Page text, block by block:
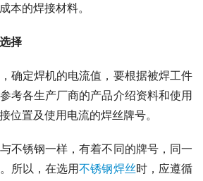
本的焊接材料。
择
定焊机的电流值，要根据被焊工件
考各生产厂商的产品介绍资料和使用
位置及使用电流的焊丝牌号。
锈钢一样，有着不同的牌号，同一
所以，在选用不锈钢焊丝时，应遵循